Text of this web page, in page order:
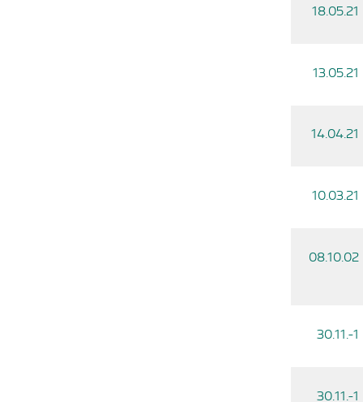
18.05.21
13.05.21
14.04.21
10.03.21
08.10.02
30.11.-1
30.11.-1